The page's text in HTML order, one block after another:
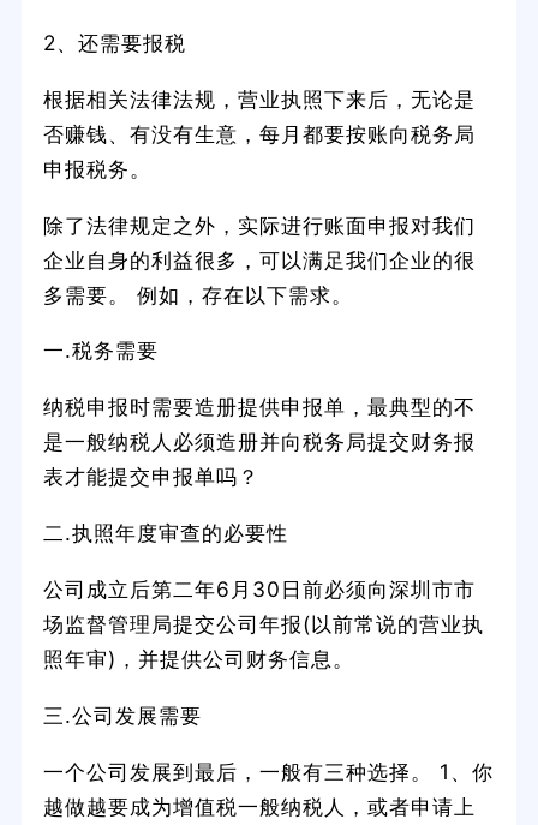
2、还需要报税
根据相关法律法规，营业执照下来后，无论是
否赚钱、有没有生意，每月都要按账向税务局
申报税务。
除了法律规定之外，实际进行账面申报对我们
企业自身的利益很多，可以满足我们企业的很
多需要。 例如，存在以下需求。
一.税务需要
纳税申报时需要造册提供申报单，最典型的不
是一般纳税人必须造册并向税务局提交财务报
表才能提交申报单吗？
二.执照年度审查的必要性
公司成立后第二年6月30日前必须向深圳市市
场监督管理局提交公司年报(以前常说的营业执
照年审)，并提供公司财务信息。
三.公司发展需要
一个公司发展到最后，一般有三种选择。 1、你
越做越要成为增值税一般纳税人，或者申请上